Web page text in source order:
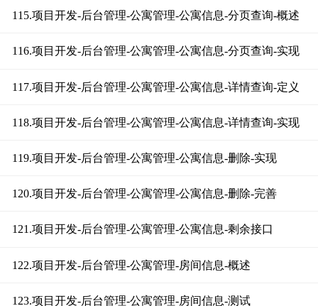
115.项目开发-后台管理-公寓管理-公寓信息-分页查询-概述
116.项目开发-后台管理-公寓管理-公寓信息-分页查询-实现
117.项目开发-后台管理-公寓管理-公寓信息-详情查询-定义
118.项目开发-后台管理-公寓管理-公寓信息-详情查询-实现
119.项目开发-后台管理-公寓管理-公寓信息-删除-实现
120.项目开发-后台管理-公寓管理-公寓信息-删除-完善
121.项目开发-后台管理-公寓管理-公寓信息-剩余接口
122.项目开发-后台管理-公寓管理-房间信息-概述
123.项目开发-后台管理-公寓管理-房间信息-测试